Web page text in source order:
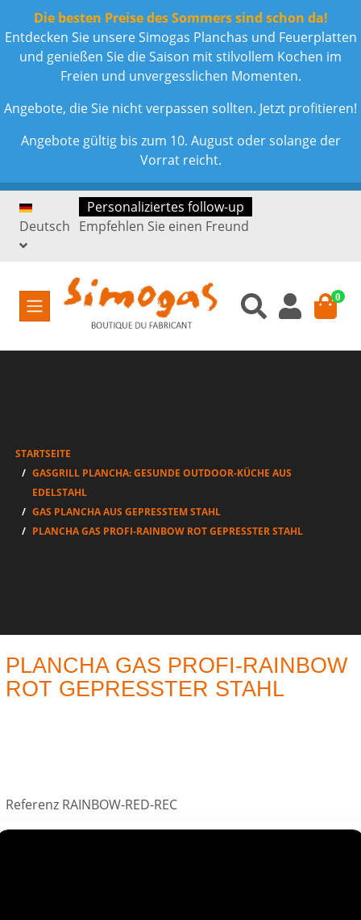
Die besten Preise des Sommers sind schon da!
Entdecken Sie unsere Simogas Planchas und Feuerplatten
und genießen Sie die Saison mit stilvollem Kochen im
Freien und unvergesslichen Momenten.
Angebote, die Sie nicht verpassen sollten. Jetzt profitieren!
Angebote gültig bis zum 10. August oder solange der
Vorrat reicht.
Deutsch
Personaliziertes follow-up
Empfehlen Sie einen Freund
0
STARTSEITE
GASGRILL PLANCHA: GESUNDE OUTDOOR-KÜCHE AUS
EDELSTAHL
GAS PLANCHA AUS GEPRESSTEM STAHL
PLANCHA GAS PROFI-RAINBOW ROT GEPRESSTER STAHL
PLANCHA GAS PROFI-RAINBOW
ROT GEPRESSTER STAHL
Referenz RAINBOW-RED-REC